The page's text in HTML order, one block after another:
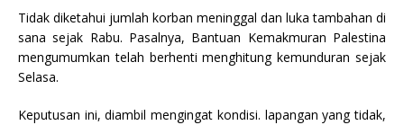
Tidak diketahui jumlah korban meninggal dan luka tambahan di
sana sejak Rabu. Pasalnya, Bantuan Kemakmuran Palestina
mengumumkan telah berhenti menghitung kemunduran sejak
Selasa.
Keputusan ini, diambil mengingat kondisi. lapangan yang tidak,